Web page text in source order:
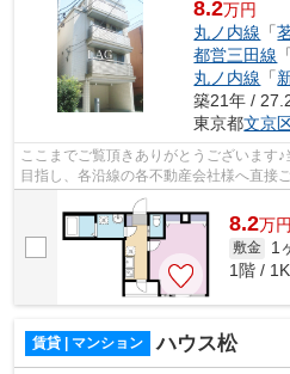
8.2万円
丸ノ内線 「
都営三田線
丸ノ内線 「
築21年 /
東京都文京
ここまでご覧頂きありがとうございます
目指し、各沿線の各不動産会社様へ直接
様へ提供しております！最新の情報は...
8.2万円
敷金 1
1階 /
賃貸 | マンション ハウス松